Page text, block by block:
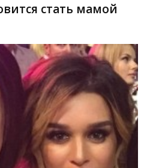
стать мамой